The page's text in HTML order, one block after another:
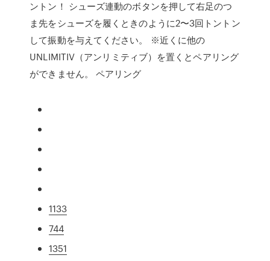
ントン！ シューズ連動のボタンを押して右足のつ
ま先をシューズを履くときのように2〜3回トントン
して振動を与えてください。 ※近くに他の
UNLIMITIV（アンリミティブ）を置くとペアリング
ができません。 ペアリング
1133
744
1351